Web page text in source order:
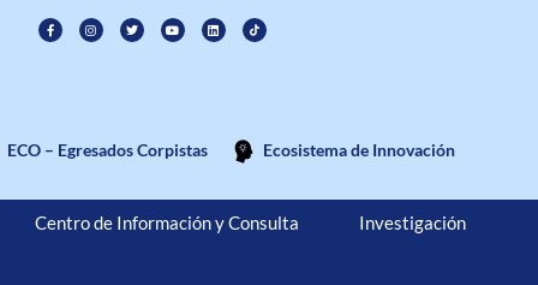
ECO – Egresados Corpistas Ecosistema de Innovación
Centro de Información y Consulta Investigación